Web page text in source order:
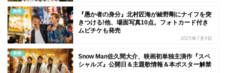
映画
『愚か者の身分』北村匠海が綾野剛にナイフを突
きつける!他、場面写真10点。フォトカード付き
ムビチケも発売
2025年7月9日
映画
Snow Man佐久間大介、映画初単独主演作『スペ
シャルズ』公開日＆主題歌情報＆本ポスター解禁